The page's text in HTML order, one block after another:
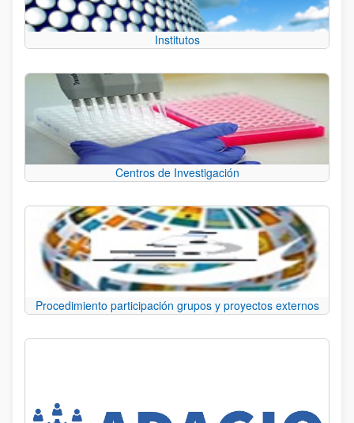
Institutos
Centros de Investigación
Procedimiento participación grupos y proyectos externos